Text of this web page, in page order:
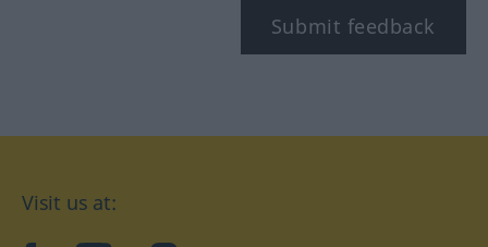
Submit feedback
Visit us at: